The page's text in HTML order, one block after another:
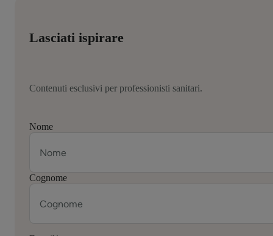
Lasciati ispirare
Contenuti esclusivi per professionisti sanitari.
Nome
Cognome